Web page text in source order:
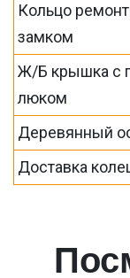
Кольцо
замком
Ж/Б крышка с
люком
Деревянный
Доставка